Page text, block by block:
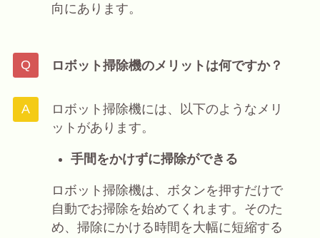
向にあります。
ロボット掃除機のメリットは何ですか？
ロボット掃除機には、以下のようなメリ
ットがあります。
手間をかけずに掃除ができる
ロボット掃除機は、ボタンを押すだけで
自動でお掃除を始めてくれます。そのた
め、掃除にかける時間を大幅に短縮する